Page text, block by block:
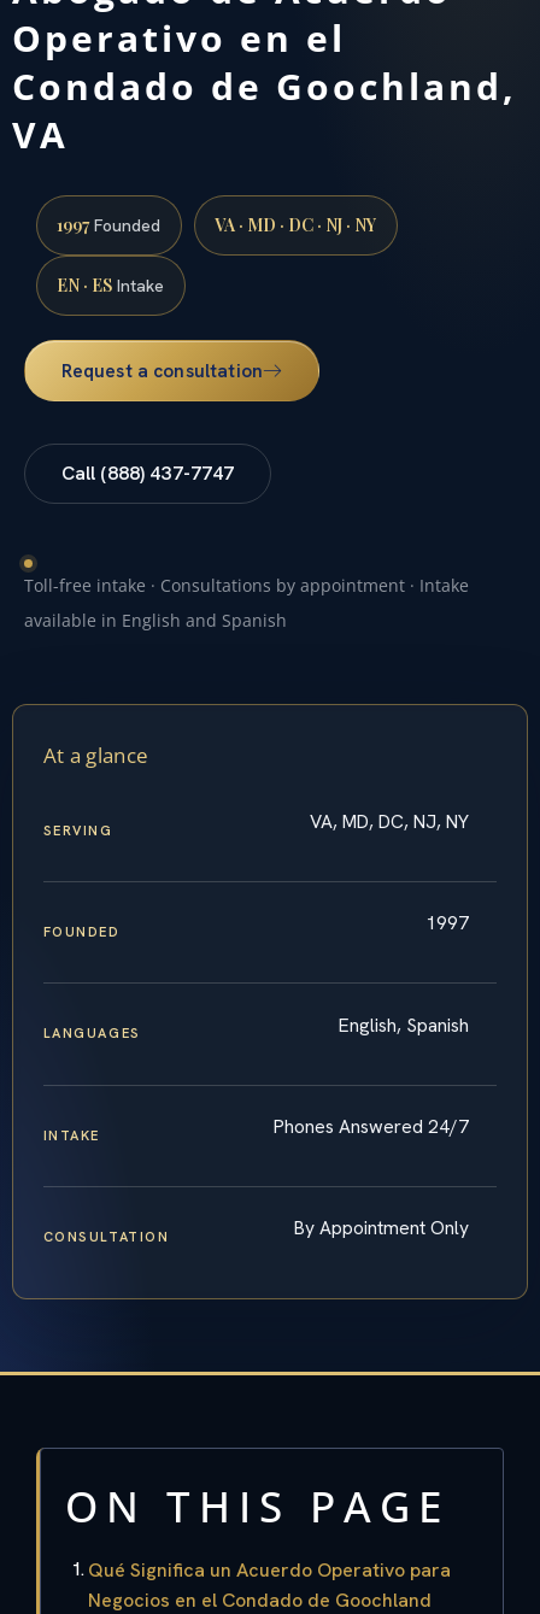
Operativo en el
Condado de Goochland,
VA
1997Founded VA · MD · DC · NJ · NY
EN · ES Intake
Request a consultation
Call (888) 437-7747
Toll-free intake · Consultations by appointment · Intake
available in English and Spanish
At a glance
SERVING VA, MD, DC, NJ, NY
FOUNDED 1997
LANGUAGES English, Spanish
INTAKE Phones Answered 24/7
CONSULTATION By Appointment Only
ON THIS PAGE
Qué Significa un Acuerdo Operativo para
Negocios en el Condado de Goochland